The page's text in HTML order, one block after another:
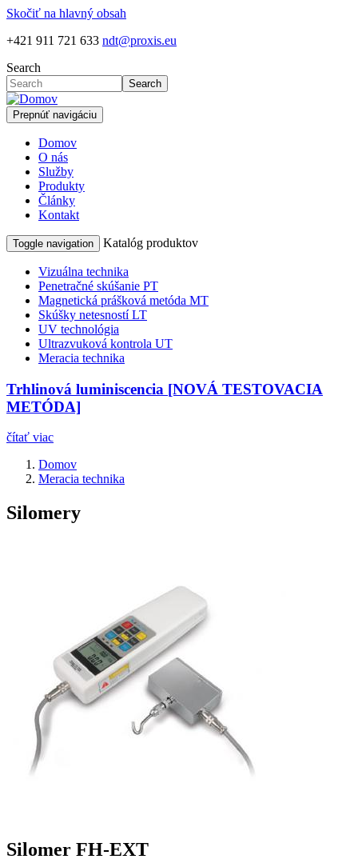
Skočiť na hlavný obsah
+421 911 721 633 ndt@proxis.eu
Search
Search
Prepnúť navigáciu
Domov
O nás
Služby
Produkty
Články
Kontakt
Toggle navigation Katalóg produktov
Vizuálna technika
Penetračné skúšanie PT
Magnetická prášková metóda MT
Skúšky netesností LT
UV technológia
Ultrazvuková kontrola UT
Meracia technika
Trhlinová luminiscencia [NOVÁ TESTOVACIA
METÓDA]
čítať viac
Domov
Meracia technika
Silomery
Silomer FH-EXT